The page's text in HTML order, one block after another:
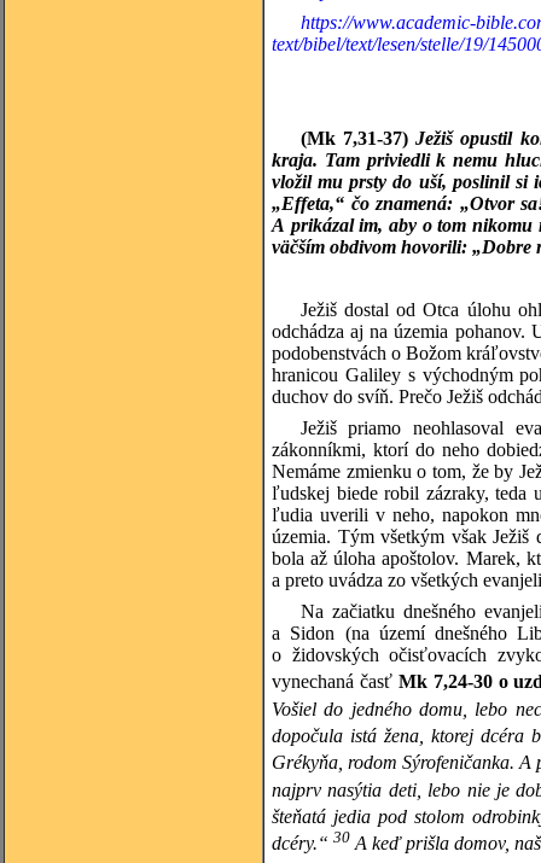
https://www.academic-
text/bibel/text/lesen/stelle/19/
(Mk 7,31-37) Ježiš opustil
kraja. Tam priviedli k nemu
vložil mu prsty do uší, poslinil si
„Effeta,“ čo znamená: „Otvor
A prikázal im, aby o tom nikomu
väčším obdivom hovorili: „Dobre
Ježiš dostal od Otca úlohu
odchádza aj na územia
podobenstvách o Božom
hranicou Galiley s východným
duchov do svíň. Prečo Ježiš
Ježiš priamo neohlasoval
zákonníkmi, ktorí do neho
Nemáme zmienku o tom, že by
ľudskej biede robil zázraky, teda
ľudia uverili v neho, napokon
územia. Tým všetkým však
bola až úloha apoštolov. Marek,
a preto uvádza zo všetkých
Na začiatku dnešného
a Sidon (na území dnešného
o židovských očisťovacích
vynechaná časť Mk7,24-30 o
Vošiel do jedného domu, lebo
dopočula istá žena, ktorej dcéra
Grékyňa, rodom Sýrofeničanka.
najprv nasýtia deti, lebo nie je
šteňatá jedia pod stolom
dcéry.“ 30 A keď prišla domov,